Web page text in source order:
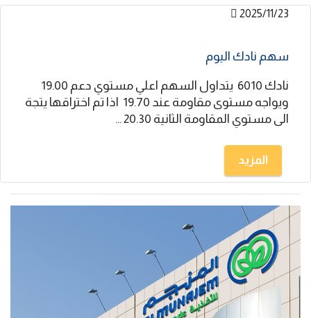
2025/11/23
سهم نادك اليوم
ويواجه مستوى مقاومة عند 19.70 اذا تم اختراقها يتجة
الى مستوي المقاومة الثانية 20.30 ...
المزيد